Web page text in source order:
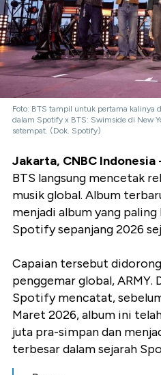
Foto: BTS tampil untuk pertama kalinya
dalam Spotify x BTS: Swimside di New
setempat. (Dok. Spotify)
Jakarta, CNBC Indonesia
BTS langsung mencetak
musik global. Album
menjadi album yang
Spotify sepanjang 2026
Capaian tersebut
penggemar global, ARMY.
Spotify mencatat,
Maret 2026, album ini
juta pra-simpan dan
terbesar dalam sejarah